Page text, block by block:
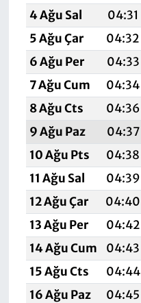
4 Ağu Sal
04:31
5 Ağu Çar
04:32
6 Ağu Per
04:33
7 Ağu Cum
04:34
8 Ağu Cts
04:36
9 Ağu Paz
04:37
10 Ağu Pts
04:38
11 Ağu Sal
04:39
12 Ağu Çar
04:40
13 Ağu Per
04:42
14 Ağu Cum
04:43
15 Ağu Cts
04:44
16 Ağu Paz
04:45